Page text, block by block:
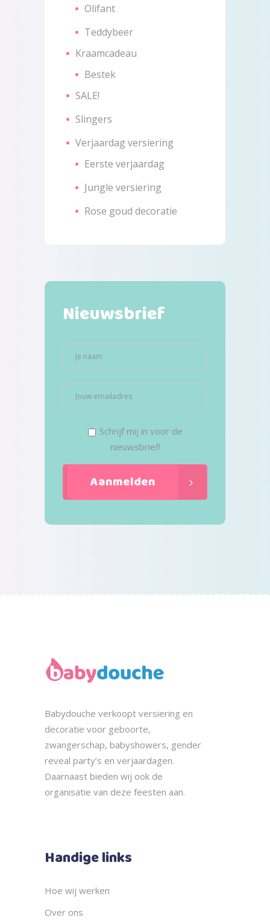
Olifant
Teddybeer
Kraamcadeau
Bestek
SALE!
Slingers
Verjaardag versiering
Eerste verjaardag
Jungle versiering
Rose goud decoratie
Nieuwsbrief
Schrijf mij in voor de
nieuwsbrief!
Babydouche verkoopt versiering en
decoratie voor geboorte,
zwangerschap, babyshowers, gender
reveal party’s en verjaardagen.
Daarnaast bieden wij ook de
organisatie van deze feesten aan.
Handige links
Hoe wij werken
Over ons